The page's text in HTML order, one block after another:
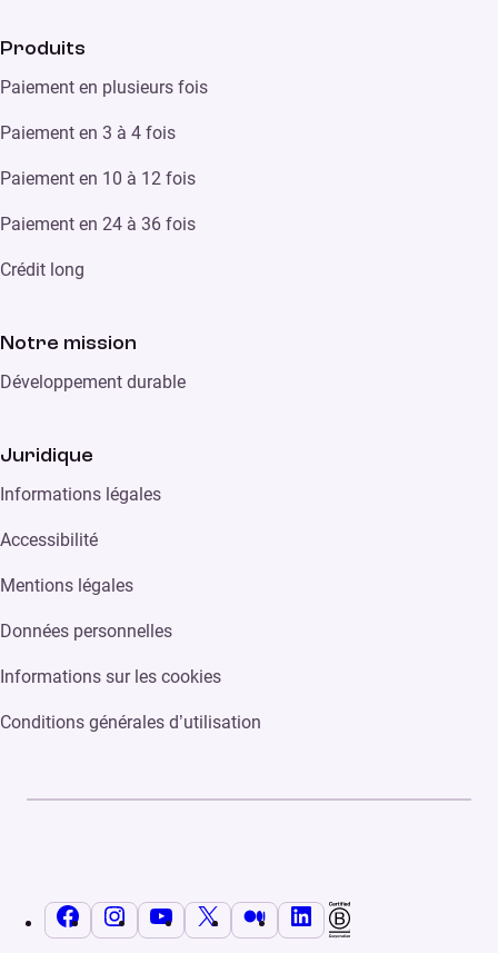
Produits
Paiement en plusieurs fois
Paiement en 3 à 4 fois
Paiement en 10 à 12 fois
Paiement en 24 à 36 fois
Crédit long
Notre mission
Développement durable
Juridique
Informations légales
Accessibilité
Mentions légales
Données personnelles
Informations sur les cookies
Conditions générales d’utilisation
FacebookInstagramYouTubeX MediumLinkedIn